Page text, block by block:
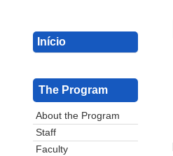
Início
The Program
About the Program
Staff
Faculty